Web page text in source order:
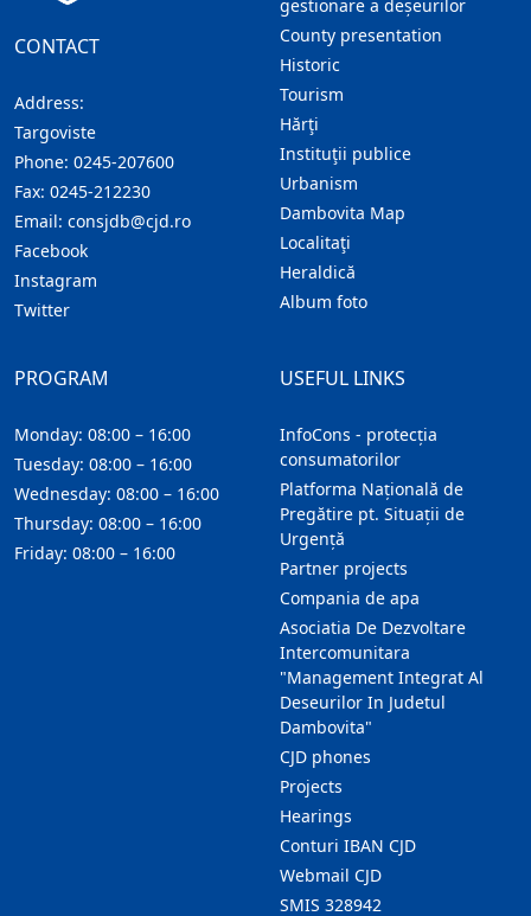
CONTACT
Address:
Targoviste
Phone: 0245-207600
Fax: 0245-212230
Email: consjdb@cjd.ro
Facebook
Instagram
Twitter
gestionare a deșeurilor
County presentation
Historic
Tourism
Hărţi
Instituţii publice
Urbanism
Dambovita Map
Localitaţi
Heraldică
Album foto
USEFUL LINKS
InfoCons - protecția
consumatorilor
Platforma Națională de
Pregătire pt. Situații de
Urgență
Partner projects
Compania de apa
Asociatia De Dezvoltare
Intercomunitara
"Management Integrat Al
Deseurilor In Judetul
Dambovita"
CJD phones
Projects
Hearings
Conturi IBAN CJD
Webmail CJD
SMIS 328942
PROGRAM
Monday: 08:00 – 16:00
Tuesday: 08:00 – 16:00
Wednesday: 08:00 – 16:00
Thursday: 08:00 – 16:00
Friday: 08:00 – 16:00